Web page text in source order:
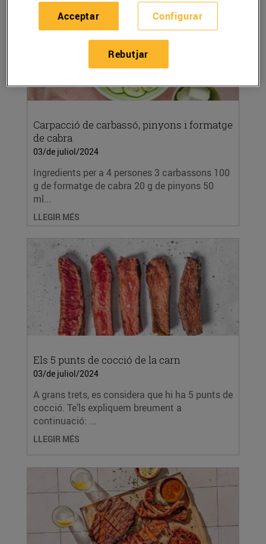
Carpacció de carbassó, pinyons i formatge
de cabra
03/de juliol/2024
Ingredients per a 4 persones 3 carbassons 100
g de formatge de cabra 20 g de pinyons 50
ml...
LLEGIR MÉS
Els 5 punts de cocció de la carn
03/de juliol/2024
A grans trets, es considera que hi ha 5 punts de
cocció. Te’ls expliquem breument a
continuació: ...
LLEGIR MÉS
Configurar
Rebutjar
Acceptar